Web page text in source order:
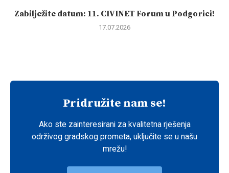
Zabilježite datum: 11. CIVINET Forum u Podgorici!
17.07.2026
Pridružite nam se!
Ako ste zainteresirani za kvalitetna rješenja
održivog gradskog prometa, uključite se u našu
mrežu!